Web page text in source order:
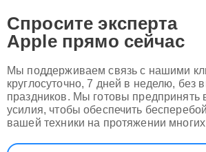
Спросите эксперта
Apple прямо сейчас
Мы поддерживаем связь с нашими
круглосуточно, 7 дней в неделю, без
праздников. Мы готовы предпринять
усилия, чтобы обеспечить
вашей техники на протяжении многих